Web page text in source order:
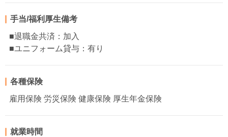
手当/福利厚生備考
■退職金共済：加入
■ユニフォーム貸与：有り
各種保険
雇用保険 労災保険 健康保険 厚生年金保険
就業時間